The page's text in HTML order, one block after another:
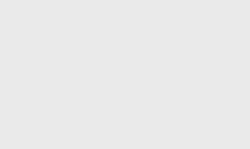
در حملات به
گرفت